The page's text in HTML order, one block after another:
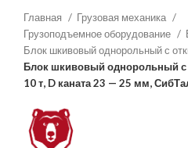
Главная
Грузовая механика
Грузоподъемное оборудование
Блок шкивовый однорольный с
Блок шкивовый однорольный
10 т, D каната 23 — 25 мм,